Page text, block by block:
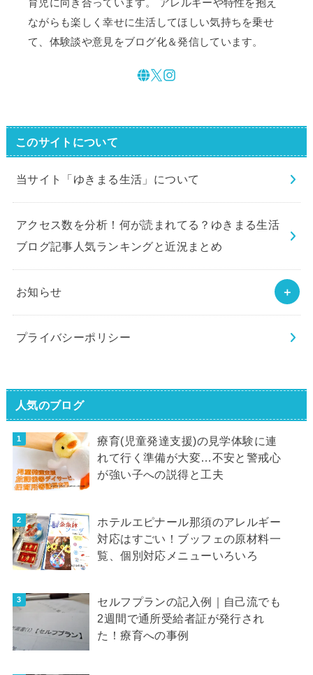
育児に向き合っています。 アレルギーや特性を抱え
ながらも楽しく幸せに生活してほしい気持ちを乗せ
て、体験談や意見をブログ化＆発信しています。
このサイトについて
当サイト「ゆきまる生活」について
アクセス数を分析！何が読まれてる？ゆきまる生活
ブログ記事人気ランキングと近況まとめ
お知らせ
プライバシーポリシー
人気のブログ
療育(児童発達支援)の見学体験に連
れて行く準備が大変…不安と警戒心
が強い子への説得と工夫
ホテルエピナール那須のアレルギー
対応はすごい！ブッフェの原材料一
覧、個別対応メニューいろいろ
セルフプランの記入例｜自己流でも
2週間で通所受給者証が発行され
た！療育への事例